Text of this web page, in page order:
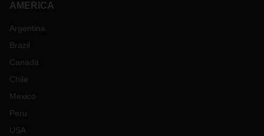
AMERICA
Argentina
Brazil
Canada
Chile
Mexico
Peru
USA